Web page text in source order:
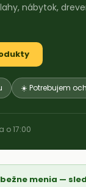
nábytok,
☀️ Potrebujem
o 17:00
menia —